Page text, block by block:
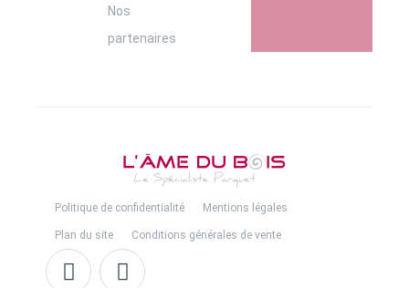
Nos
partenaires
Politique de confidentialité Mentions légales
Plan du site Conditions générales de vente